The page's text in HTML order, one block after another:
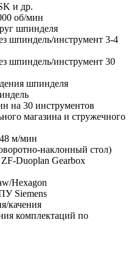
и др.
об/мин
шпинделя
шпиндель/инструмент 3-4
шпиндель/инструмент 30
шпинделя
на 30 инструментов
магазина и стружечного
м/мин
наклонный стол)
Duoplan Gearbox
Hexagon
Siemens
качения
комплектаций по